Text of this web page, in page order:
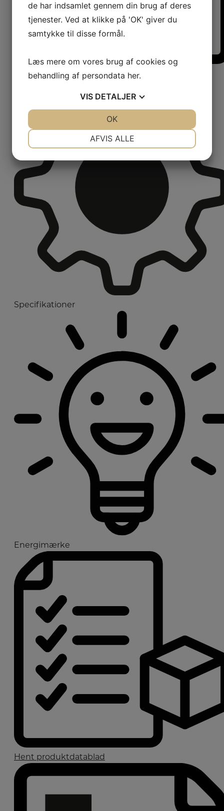
Beskrivelse
Specifikationer
Energimærke
Hent produktdatablad
de har indsamlet gennem din brug af deres
tjenester. Ved at klikke på 'OK' giver du
samtykke til disse formål.
Læs mere om vores brug af cookies og
behandling af persondata her.
VIS DETALJER
MARKETING STATISTIK
AFVIS ALLE
OK